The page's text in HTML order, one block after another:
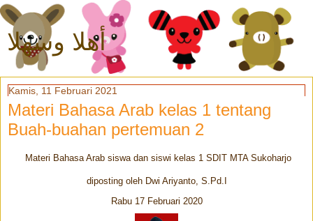
أهلا وسهلا
Kamis, 11 Februari 2021
Materi Bahasa Arab kelas 1 tentang
Buah-buahan pertemuan 2
Materi Bahasa Arab siswa dan siswi kelas 1 SDIT MTA Sukoharjo
diposting oleh Dwi Ariyanto, S.Pd.I
Rabu 17 Februari 2020